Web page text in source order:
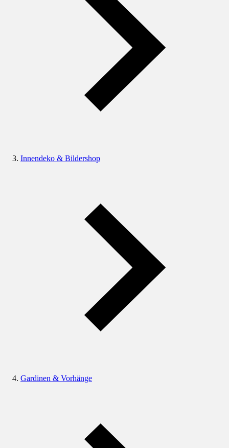
Innendeko & Bildershop
Gardinen & Vorhänge